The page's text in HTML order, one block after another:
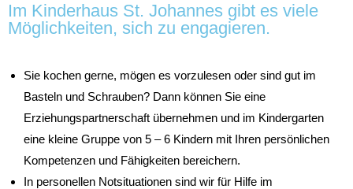
Im Kinderhaus St. Johannes gibt es viele
Möglichkeiten, sich zu engagieren.
Sie kochen gerne, mögen es vorzulesen oder sind gut im
Basteln und Schrauben? Dann können Sie eine
Erziehungspartnerschaft übernehmen und im Kindergarten
eine kleine Gruppe von 5 – 6 Kindern mit Ihren persönlichen
Kompetenzen und Fähigkeiten bereichern.
In personellen Notsituationen sind wir für Hilfe im